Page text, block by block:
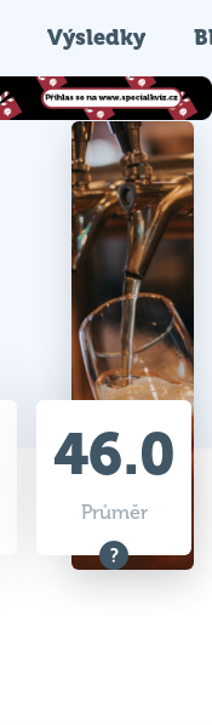
Výsledky
46.0
Průměr